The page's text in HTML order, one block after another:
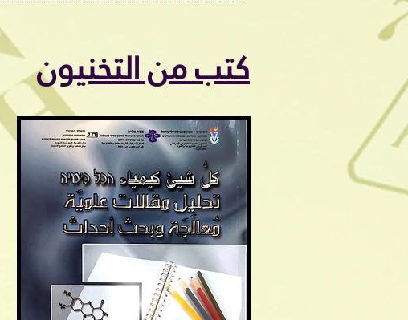
كتب من التخنيون